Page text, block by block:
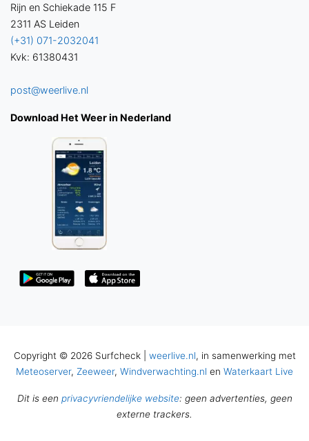
Rijn en Schiekade 115 F
2311 AS Leiden
(+31) 071-2032041
Kvk: 61380431
post@weerlive.nl
Download Het Weer in Nederland
Copyright © 2026 Surfcheck | weerlive.nl, in samenwerking met
Meteoserver, Zeeweer, Windverwachting.nl en Waterkaart Live
Dit is een privacyvriendelijke website: geen advertenties, geen
externe trackers.